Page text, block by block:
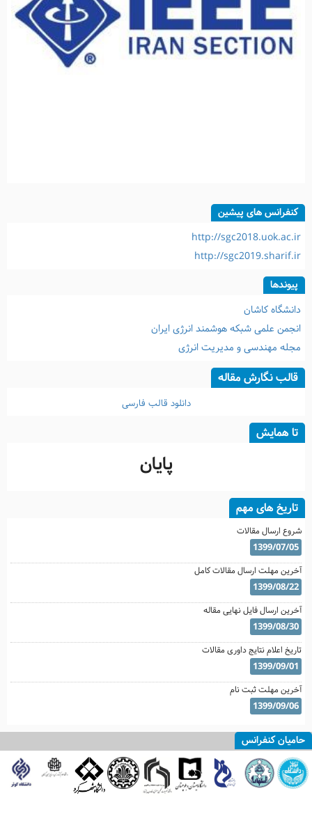
کنفرانس های پیشین
http://sgc2018.uok.ac.ir
http://sgc2019.sharif.ir
پیوندها
دانشگاه کاشان
انجمن علمی شبکه هوشمند انرژی ایران
مجله مهندسی و مدیریت انرژی
قالب نگارش مقاله
دانلود قالب فارسی
تا همایش
پایان
تاریخ های مهم
شروع ارسال مقالات
1399/07/05
آخرین مهلت ارسال مقالات کامل
1399/08/22
آخرین ارسال فایل نهایی مقاله
1399/08/30
تاریخ اعلام نتایج داوری مقالات
1399/09/01
آخرین مهلت ثبت نام
1399/09/06
حامیان کنفرانس